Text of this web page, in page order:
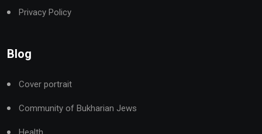
Privacy Policy
Blog
Cover portrait
Community of Bukharian Jews